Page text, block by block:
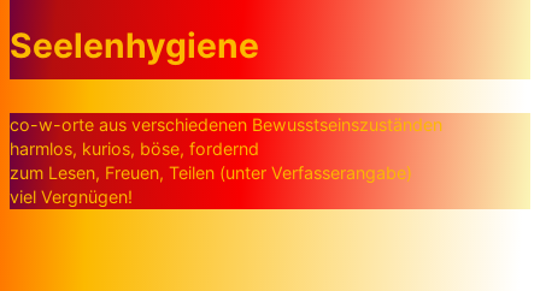
Seelenhygiene
co-w-orte aus verschiedenen Bewusstseinszuständen
harmlos, kurios, böse, fordernd
zum Lesen, Freuen, Teilen (unter Verfasserangabe)
viel Vergnügen!